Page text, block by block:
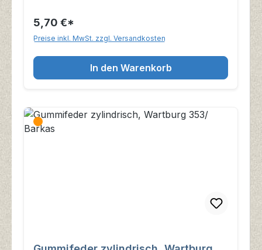
5,70 €*
Preise inkl. MwSt. zzgl. Versandkosten
In den Warenkorb